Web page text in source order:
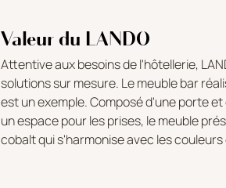
Valeur du LANDO
Attentive aux besoins de l'hôtellerie,
solutions sur mesure. Le meuble bar
est un exemple. Composé d'une porte
un espace pour les prises, le meuble
cobalt qui s'harmonise avec les couleurs